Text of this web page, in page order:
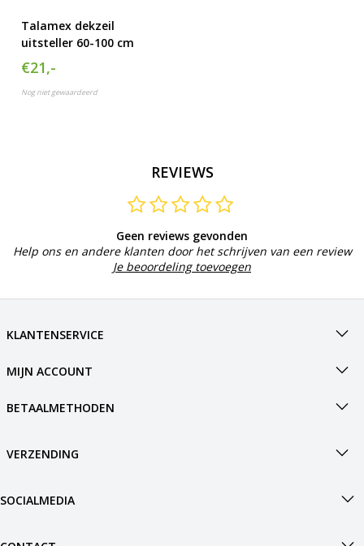
Talamex dekzeil
uitsteller 60-100 cm
€21,-
Nog niet gewaardeerd
REVIEWS
Geen reviews gevonden
Help ons en andere klanten door het schrijven van een review
Je beoordeling toevoegen
KLANTENSERVICE
MIJN ACCOUNT
BETAALMETHODEN
VERZENDING
SOCIALMEDIA